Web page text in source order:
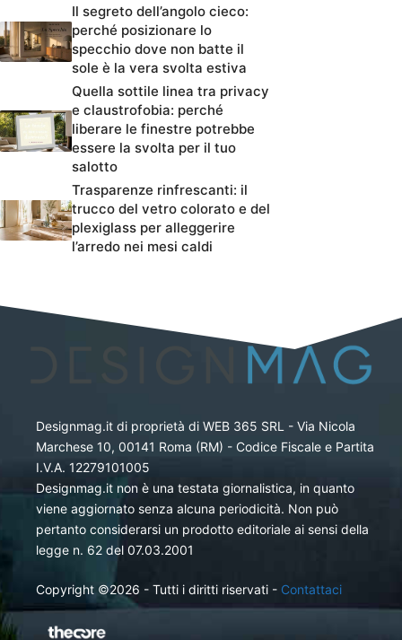
Il segreto dell’angolo cieco:
perché posizionare lo
specchio dove non batte il
sole è la vera svolta estiva
Quella sottile linea tra privacy
e claustrofobia: perché
liberare le finestre potrebbe
essere la svolta per il tuo
salotto
Trasparenze rinfrescanti: il
trucco del vetro colorato e del
plexiglass per alleggerire
l’arredo nei mesi caldi
Designmag.it di proprietà di WEB 365 SRL - Via Nicola
Marchese 10, 00141 Roma (RM) - Codice Fiscale e Partita
I.V.A. 12279101005
Designmag.it non è una testata giornalistica, in quanto
viene aggiornato senza alcuna periodicità. Non può
pertanto considerarsi un prodotto editoriale ai sensi della
legge n. 62 del 07.03.2001
Copyright ©2026 - Tutti i diritti riservati - Contattaci